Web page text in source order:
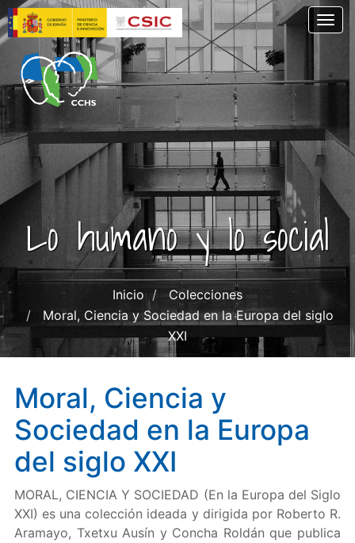
Pasar
al
contenido
principal
Lo humano y lo social
Inicio
Colecciones
Moral, Ciencia y Sociedad en la Europa del siglo
XXI
Moral, Ciencia y
Sociedad en la Europa
del siglo XXI
MORAL, CIENCIA Y SOCIEDAD (En la Europa del Siglo
XXI) es una colección ideada y dirigida por Roberto R.
Aramayo, Txetxu Ausín y Concha Roldán que publica